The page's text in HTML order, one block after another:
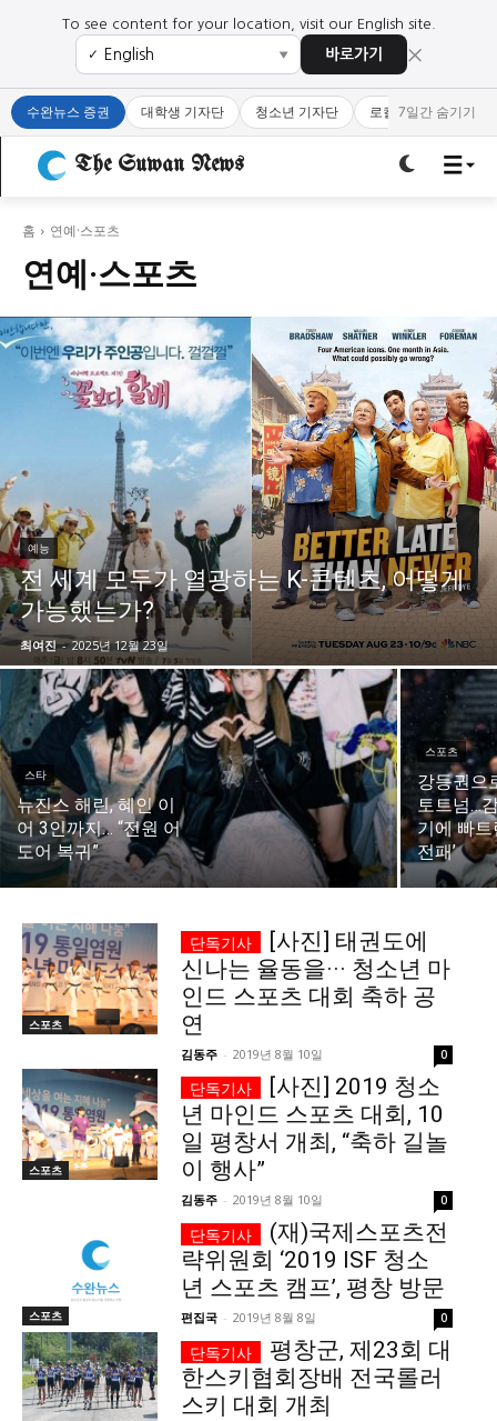
로그인하세요
주요 뉴스
문화 과학·미디어 연예
오피니언 & 특집
특집 기사 바로가기 : 청소년· 청년
사설/칼럼
시 문학 (문학산책)
보도 사진 정치 사회 경제 트렌드
지역 & 글로벌 뉴스
서울전역 인천지역 경기지역
강원지역
충청지역
세종지역 경상지역
전라지역
제주지역
부산/울산 대전지역 지방정가
ENG 中文 日文
커뮤니티
자유게시판 미니게임 운세 풀이
서비스 & 앱
수완뉴스 추천 서비스
멤버십 소개 이니셔티브
커리어
기자단 참여
저널리즘 바이브
출판서비스
보도자료 작성 서비스
스위프트 하이브
라라프레스
오픈미트
로그인하세요
주요 뉴스
문화 과학·미디어 연예
오피니언 & 특집
특집 기사 바로가기 : 청소년· 청년
사설/칼럼
시 문학 (문학산책)
보도 사진 정치 사회 경제 트렌드
지역 & 글로벌 뉴스
서울전역 인천지역 경기지역 강원지역
충청지역 세종지역 경상지역
전라지역
제주지역
부산/울산 대전지역 지방정가
ENG 中文 日文
커뮤니티
자유게시판 미니게임 운세 풀이
서비스 & 앱
수완뉴스 추천 서비스
멤버십 소개 이니셔티브
커리어
기자단 참여
저널리즘 바이브
출판서비스
보도자료 작성 서비스
스위프트 하이브
라라프레스
오픈미트
To see content for your location, visit our English site.
✓ ▼ 바로가기 ×
수완뉴스 증권 대학생 기자단 청소년 기자단 로컬 큐레이터
7일간 숨기기
The Suwan News
홈 연예·스포츠
연예·스포츠
예능
전 세계 모두가 열광하는 K-콘텐츠, 어떻게
가능했는가?
최여진 - 2025년 12월 23일
스타
뉴진스 해린, 혜인 이
어 3인까지… “전원 어
도어 복귀”
스포츠
강등권으
토트넘…
기에 빠트
전패’
스포츠
[사진] 태권도에
신나는 율동을··· 청소년 마
인드 스포츠 대회 축하 공
연
김동주 - 2019년 8월 10일 0
스포츠
[사진] 2019 청소
년 마인드 스포츠 대회, 10
일 평창서 개최, “축하 길놀
이 행사”
김동주 - 2019년 8월 10일 0
스포츠
(재)국제스포츠전
략위원회 ‘2019 ISF 청소
년 스포츠 캠프’, 평창 방문
편집국 - 2019년 8월 8일 0
평창군, 제23회 대
한스키협회장배 전국롤러
스키 대회 개최